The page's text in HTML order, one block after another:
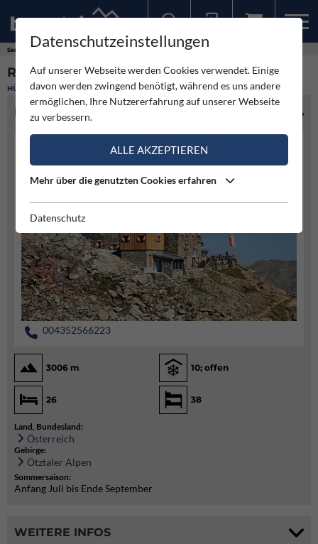
Service
RAMOLHAUS
HÜTTE
HÜTTENINFO
004352566223
3006 m 10; offen
26 38
Land, Bundesland:
Österreich
Gebirge:
Ötztaler Alpen
Sommersaison:
Anfang Juli bis Ende September
WEITERE INFOS
Datenschutzeinstellungen
Auf unserer Webseite werden Cookies verwendet. Einige
davon werden zwingend benötigt, während es uns andere
ermöglichen, Ihre Nutzererfahrung auf unserer Webseite
zu verbessern.
ALLE AKZEPTIEREN
Mehr über die genutzten Cookies erfahren
Datenschutz